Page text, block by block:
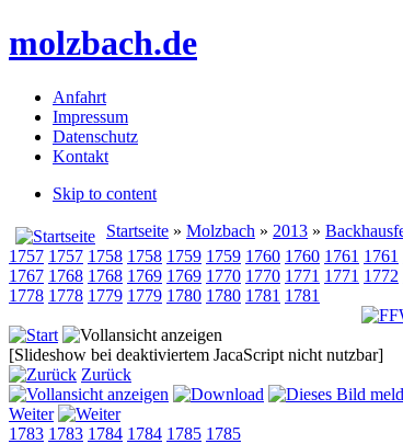
molzbach.de
Anfahrt
Impressum
Datenschutz
Kontakt
Skip to content
Startseite » Molzbach » 2013 »
1757 1757 1758 1758 1759 1759 1760 1760 1761 1761
1767 1768 1768 1769 1769 1770 1770 1771 1771 1772
1778 1778 1779 1779 1780 1780 1781 1781
[Slideshow bei deaktiviertem JacaScript nicht nutzbar]
Zurück
Weiter
1783 1783 1784 1784 1785 1785